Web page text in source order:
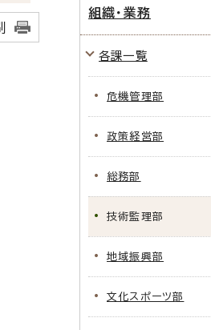
組織・業務
各課一覧
危機管理部
政策経営部
総務部
技術監理部
地域振興部
文化スポーツ部